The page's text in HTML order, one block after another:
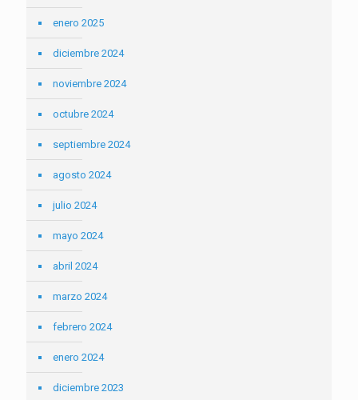
enero 2025
diciembre 2024
noviembre 2024
octubre 2024
septiembre 2024
agosto 2024
julio 2024
mayo 2024
abril 2024
marzo 2024
febrero 2024
enero 2024
diciembre 2023